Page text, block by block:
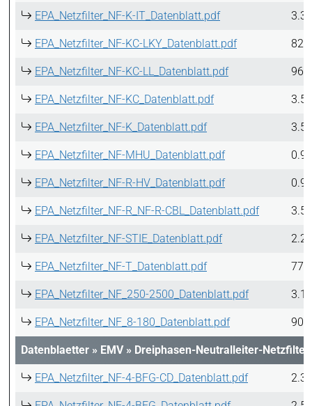
EPA_Netzfilter_NF-K-IT_Datenblatt.pdf
EPA_Netzfilter_NF-KC-LKY_Datenblatt.pdf
EPA_Netzfilter_NF-KC-LL_Datenblatt.pdf
EPA_Netzfilter_NF-KC_Datenblatt.pdf
EPA_Netzfilter_NF-K_Datenblatt.pdf
EPA_Netzfilter_NF-MHU_Datenblatt.pdf
EPA_Netzfilter_NF-R-HV_Datenblatt.pdf
EPA_Netzfilter_NF-R_NF-R-CBL_Datenblatt.pdf
EPA_Netzfilter_NF-STIE_Datenblatt.pdf
EPA_Netzfilter_NF-T_Datenblatt.pdf
EPA_Netzfilter_NF_250-2500_Datenblatt.pdf
EPA_Netzfilter_NF_8-180_Datenblatt.pdf
Datenblaetter » EMV » Dreiphasen-Neutralleiter-Netzfilter
EPA_Netzfilter_NF-4-BFG-CD_Datenblatt.pdf